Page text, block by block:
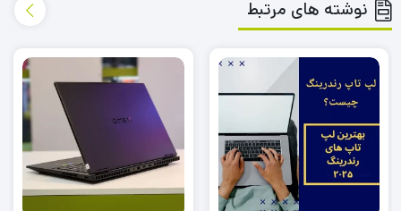
نوشته های مرتبط